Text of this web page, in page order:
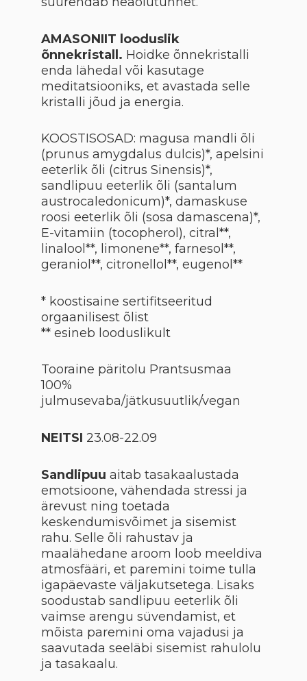
AMASONIIT looduslik
õnnekristall. Hoidke õnnekristalli
enda lähedal või kasutage
meditatsiooniks, et avastada selle
kristalli jõud ja energia.
KOOSTISOSAD: magusa mandli õli
(prunus amygdalus dulcis)*, apelsini
eeterlik õli (citrus Sinensis)*,
sandlipuu eeterlik õli (santalum
austrocaledonicum)*, damaskuse
roosi eeterlik õli (sosa damascena)*,
E-vitamiin (tocopherol), citral**,
linalool**, limonene**, farnesol**,
geraniol**, citronellol**, eugenol**
* koostisaine sertifitseeritud
orgaanilisest õlist
** esineb looduslikult
Tooraine päritolu Prantsusmaa
100%
julmusevaba/jätkusuutlik/vegan
NEITSI 23.08-22.09
Sandlipuu aitab tasakaalustada
emotsioone, vähendada stressi ja
ärevust ning toetada
keskendumisvõimet ja sisemist
rahu. Selle õli rahustav ja
maalähedane aroom loob meeldiva
atmosfääri, et paremini toime tulla
igapäevaste väljakutsetega. Lisaks
soodustab sandlipuu eeterlik õli
vaimse arengu süvendamist, et
mõista paremini oma vajadusi ja
saavutada seeläbi sisemist rahulolu
ja tasakaalu.